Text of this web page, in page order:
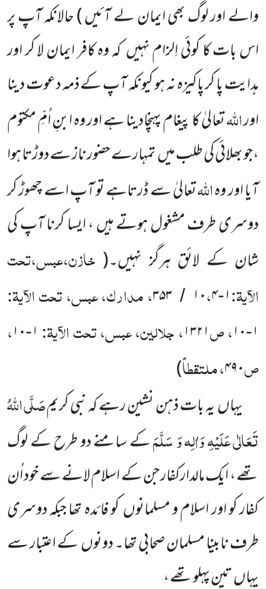
والے اور لوگ بھی ایمان لے آئیں )حالانکہ آپ پر
اس بات کا کوئی اِلزام نہیںکہ وہ کافر ایمان لا کر اور
ہدایت پا کر پاکیزہ نہ ہو کیونکہ آپکے ذمہ دعوت دینا
اوراللّٰہتعالیٰ کا پیغام پہنچادینا ہے اور وہ ابنِ اُمِّ مکتوم
،جو بھلائی کی طلبمیںتمہارے حضور ناز سےدوڑتا ہوا
آیا اور وہاللّٰہتعالیٰ سے ڈرتاہے تو آپ اسے چھوڑ کر
دوسری طرف مشغول ہوتے ہیں ، ایسا کرنا آپ کی
شان کے لائق ہرگز نہیں۔( خازن،عبس،تحت
الآیۃ:۱- ۱۰،۴ / ۳۵۳، مدارک، عبس، تحت الآیۃ:
۱-۱۰، ص۱۳۲۱، جلالین، عبس، تحت الآیۃ: ۱-۱۰،
ص۴۹۰، ملتقطاً)
یہاںیہ بات ذہن نشین رہے کہ نبی کریمصَلَّی اللّٰہُ
تَعَالٰی عَلَیْہِ وَاٰلِہ وَ سَلَّمَکے سامنے دو طرح کے لوگ
تھے ، ایک مالدارکفار جن کے اسلام لانے سے خود اُن
کفار کو اور اسلام و مسلمانوںکو فائدہ تھا جبکہ دوسری
طرف نابینا مسلمان صحابی تھا۔ دونوںکے اعتبار سے
یہاںتین پہلو تھے ،